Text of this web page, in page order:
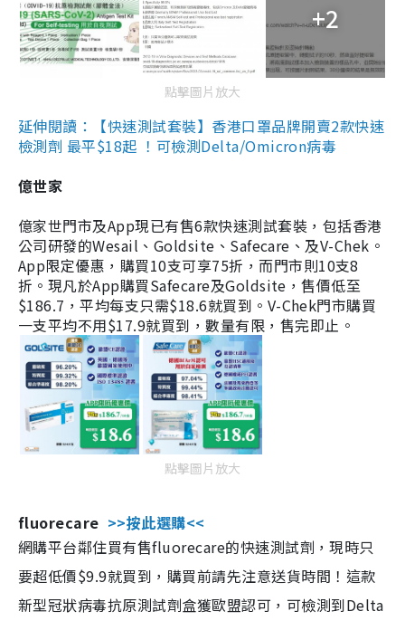
+2
點擊圖片放大
延伸閱讀：【快速測試套裝】香港口罩品牌開賣2款快速
檢測劑 最平$18起 ！可檢測Delta/Omicron病毒
億世家
億家世門市及App現已有售6款快速測試套裝，包括香港
公司研發的Wesail、Goldsite、Safecare、及V-Chek。
App限定優惠，購買10支可享75折，而門市則10支8
折。現凡於App購買Safecare及Goldsite，售價低至
$186.7，平均每支只需$18.6就買到。V-Chek門市購買
一支平均不用$17.9就買到，數量有限，售完即止。
點擊圖片放大
fluorecare >>按此選購<<
網購平台鄰住買有售fluorecare的快速測試劑，現時只
要超低價$9.9就買到，購買前請先注意送貨時間！這款
新型冠狀病毒抗原測試劑盒獲歐盟認可，可檢測到Delta